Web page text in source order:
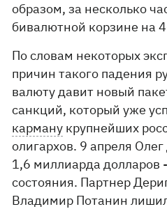
образом, за несколько
бивалютной корзине на
По словам некоторых
причин такого падения
валюту давит новый
санкций, который уже
карману крупнейших
олигархов. 9 апреля
1,6 миллиарда долларов
состояния. Партнер
Владимир Потанин